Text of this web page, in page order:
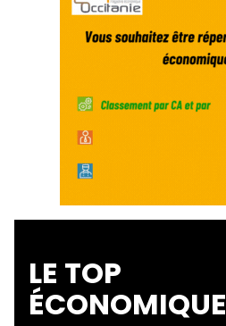
LE TOP
ÉCONOMIQUE